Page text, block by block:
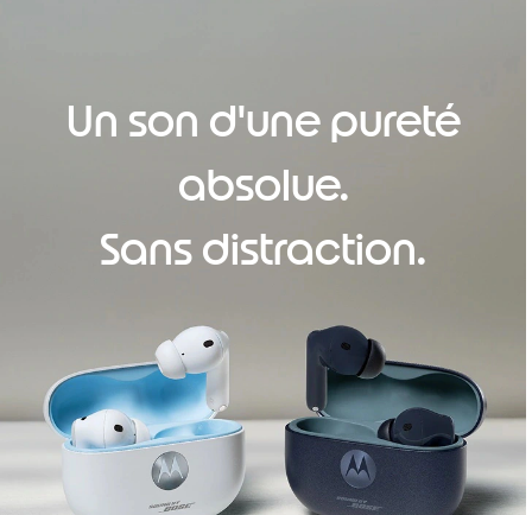
Un son d'une pureté
absolue.
Sans distraction.